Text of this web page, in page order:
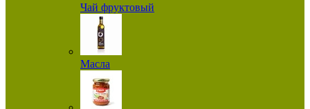
Чай фруктовый
Масла